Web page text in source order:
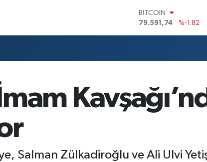
DOLAR
45,43620
%0.02
61,60380
%0.18
BİST100
14.598,00
BITCOIN
Salman Zülkadiroğlu ve Ali Ulvi